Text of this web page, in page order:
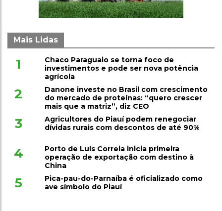
Mais Lidas
1
Chaco Paraguaio se torna foco de
investimentos e pode ser nova potência
agrícola
2
Danone investe no Brasil com crescimento
do mercado de proteínas: “quero crescer
mais que a matriz”, diz CEO
3
Agricultores do Piauí podem renegociar
dívidas rurais com descontos de até 90%
4
Porto de Luís Correia inicia primeira
operação de exportação com destino à
China
5
Pica-pau-do-Parnaíba é oficializado como
ave símbolo do Piauí